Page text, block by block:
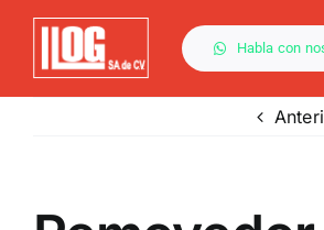
Saltar
contenido
Habla con
Capacitación